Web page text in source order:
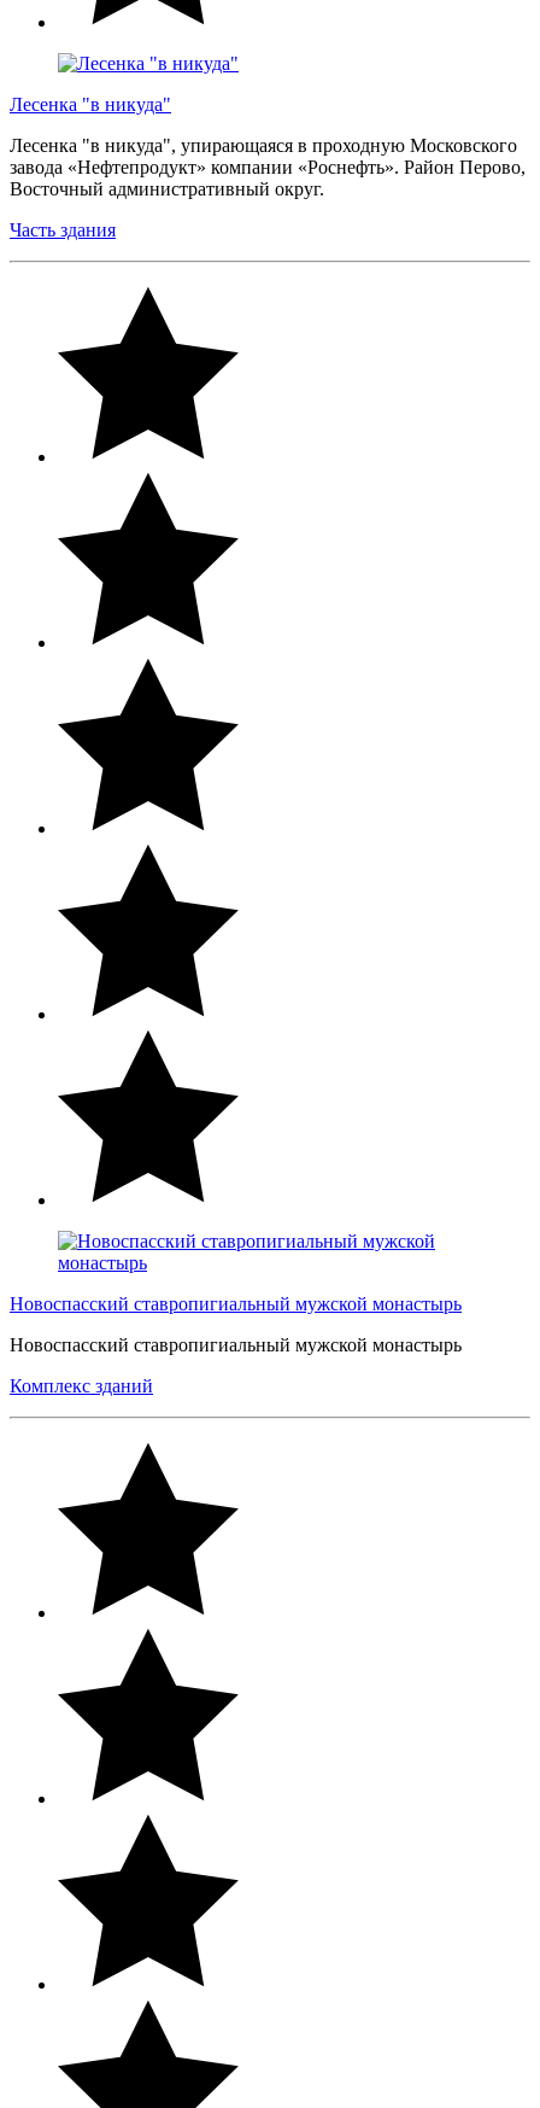
Лесенка "в никуда"
Лесенка "в никуда", упирающаяся в проходную Московского
завода «Нефтепродукт» компании «Роснефть». Район Перово,
Восточный административный округ.
Часть здания
Новоспасский ставропигиальный мужской монастырь
Новоспасский ставропигиальный мужской монастырь
Комплекс зданий